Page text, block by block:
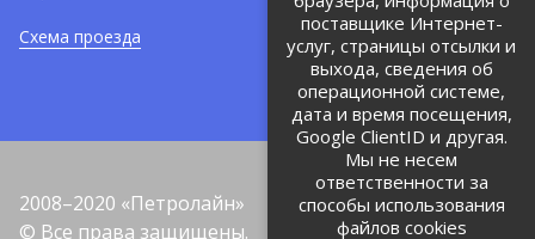
Схема проезда
защите персональных данных
Соглашение на обработку
персональных данных
2008–2020 «Петролайн»
© Все права защищены.
поставщике Интернет-
услуг, страницы отсылки и
выхода, сведения об
операционной системе,
дата и время посещения,
Google ClientID и другая.
Мы не несем
ответственности за
способы использования
файлов cookies